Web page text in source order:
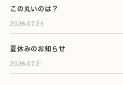
この丸いのは？
2026.07.25
夏休みのお知らせ
2026.07.21